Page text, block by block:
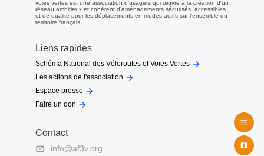
Documentation
Carnet de route de la V56 - Saint-Jacques à vélo via Vézelay
Articles
Présentation en anglais :
Magazine de la Creuse .
Site vacances en Creuse :
Prolongements possibles


voies vertes est une association d'usagers qui œuvre à la création d'un
réseau ambitieux et cohérent d'aménagements sécurisés, accessibles
et de qualité pour les déplacements en modes actifs sur l'ensemble du
territoire français.
Liens rapides
Schéma National des Véloroutes et Voies Vertes 
Les actions de l'association 
Espace presse 
Faire un don 
Contact
 info@af3v.org